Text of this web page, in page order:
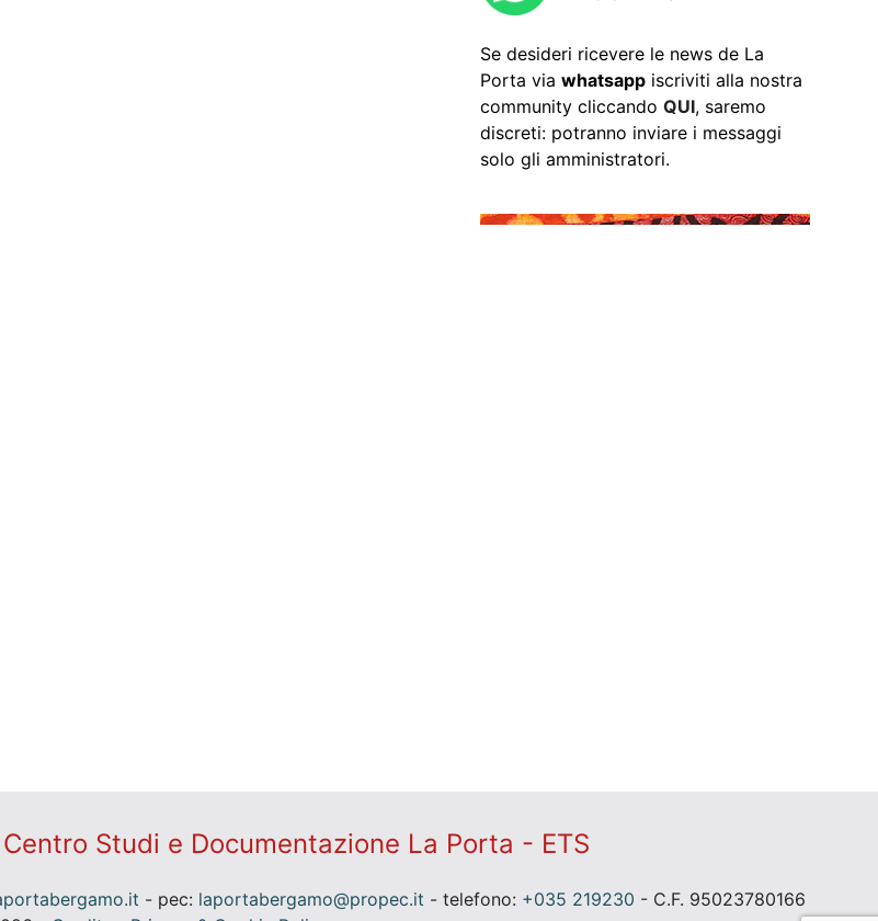
Se desideri ricevere le news de La
Porta via whatsapp iscriviti alla nostra
community cliccando QUI, saremo
discreti: potranno inviare i messaggi
solo gli amministratori.
Studi e Documentazione La Porta - ETS
- pec: laportabergamo@propec.it - telefono: +035 219230 - C.F. 95023780166